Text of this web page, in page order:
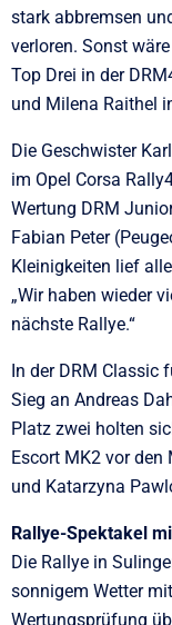
stark abbremsen
verloren. Sonst
Top Drei in der
und Milena Raithel
Die Geschwister
im Opel Corsa
Wertung DRM
Fabian Peter
Kleinigkeiten lief
„Wir haben wieder
nächste Rallye.“
In der DRM Classic
Sieg an Andreas
Platz zwei holten
Escort MK2 vor
und Katarzyna
Rallye-Spektakel
Die Rallye in
sonnigem Wetter
Wertungsprüfung